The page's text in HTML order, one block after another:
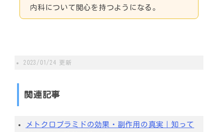
内科について関心を持つようになる。
2023/01/24 更新
関連記事
メトクロプラミドの効果・副作用の真実｜知って